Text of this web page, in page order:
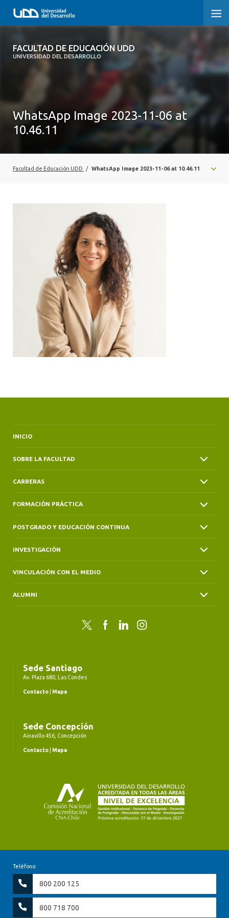
FACULTAD DE EDUCACIÓN UDD
UNIVERSIDAD DEL DESARROLLO
FACULTAD DE EDUCACIÓN UDD
CARRERAS
WhatsApp Image 2023-11-06 at
10.46.11
Facultad de Educación UDD / WhatsApp Image 2023-11-06 at 10.46.11
INICIO
SOBRE LA FACULTAD
CARRERAS
FORMACIÓN PRÁCTICA
POSTGRADO Y EDUCACIÓN CONTINUA
INVESTIGACIÓN
VINCULACIÓN CON EL MEDIO
ALUMNI
Twitter FacebookLinkedInInstagram
Sede Santiago
Av. Plaza 680, Las Condes
Contacto Mapa
Sede Concepción
Ainavillo 456, Concepción
Contacto Mapa
Teléfono:
800 200 125
800 718 700